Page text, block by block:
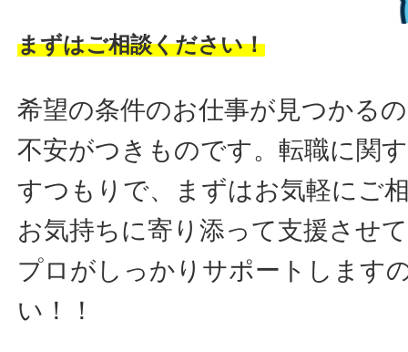
まずはご相談ください！
希望の条件のお仕事が見つかる
不安がつきものです。転職に関
すつもりで、まずはお気軽にご
お気持ちに寄り添って支援させ
プロがしっかりサポートします
い！！